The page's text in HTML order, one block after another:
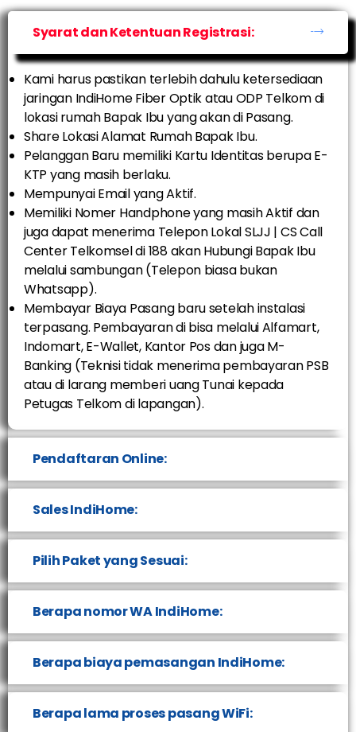
Syarat dan Ketentuan Registrasi:
Kami harus pastikan terlebih dahulu ketersediaan
jaringan IndiHome Fiber Optik atau ODP Telkom di
lokasi rumah Bapak Ibu yang akan di Pasang.
Share Lokasi Alamat Rumah Bapak Ibu.
Pelanggan Baru memiliki Kartu Identitas berupa E-
KTP yang masih berlaku.
Mempunyai Email yang Aktif.
Memiliki Nomer Handphone yang masih Aktif dan
juga dapat menerima Telepon Lokal SLJJ | CS Call
Center Telkomsel di 188 akan Hubungi Bapak Ibu
melalui sambungan (Telepon biasa bukan
Whatsapp).
Membayar Biaya Pasang baru setelah instalasi
terpasang. Pembayaran di bisa melalui Alfamart,
Indomart, E-Wallet, Kantor Pos dan juga M-
Banking (Teknisi tidak menerima pembayaran PSB
atau di larang memberi uang Tunai kepada
Petugas Telkom di lapangan).
Pendaftaran Online:
Sales IndiHome:
Pilih Paket yang Sesuai:
Berapa nomor WA IndiHome:
Berapa biaya pemasangan IndiHome:
Berapa lama proses pasang WiFi: